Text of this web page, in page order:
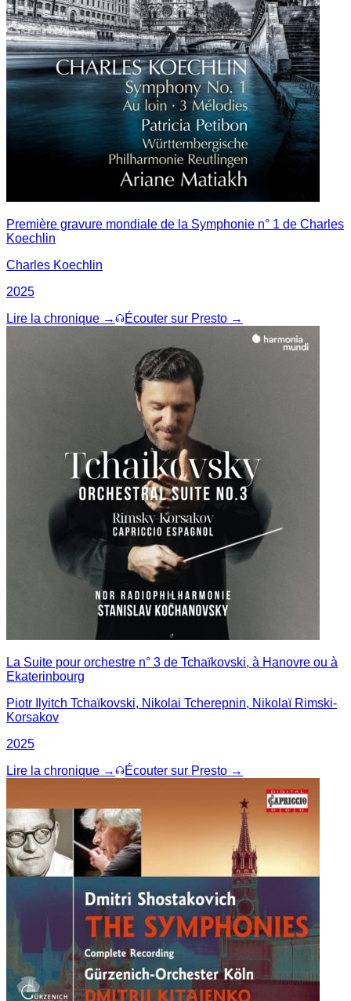
Première gravure mondiale de la Symphonie n° 1 de Charles
Koechlin
Charles Koechlin
2025
Lire la chronique →
Écouter sur Presto →
La Suite pour orchestre n° 3 de Tchaïkovski, à Hanovre ou à
Ekaterinbourg
Piotr Ilyitch Tchaïkovski, Nikolai Tcherepnin, Nikolaï Rimski-
Korsakov
2025
Lire la chronique →
Écouter sur Presto →